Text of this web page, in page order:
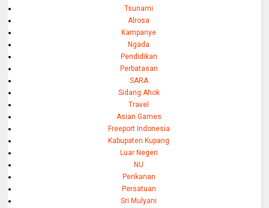
Tsunami
Alrosa
Kampanye
Ngada
Pendidikan
Perbatasan
SARA
Sidang Ahok
Travel
Asian Games
Freeport Indonesia
Kabupaten Kupang
Luar Negeri
NU
Perikanan
Persatuan
Sri Mulyani